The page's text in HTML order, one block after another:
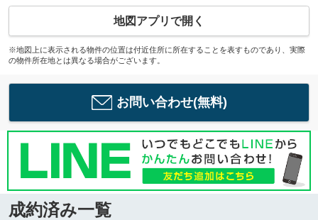
地図アプリで開く
※地図上に表示される物件の位置は付近住所に所在することを表すものであり、実際
の物件所在地とは異なる場合がございます。
お問い合わせ(無料)
成約済み一覧